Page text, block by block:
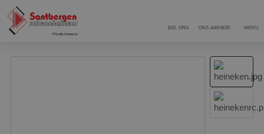
BEL ONS ONS AANBOD MENU